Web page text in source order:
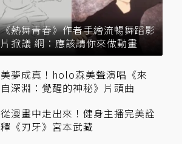
《熱舞青春》作者手繪流暢舞蹈影
片掀議 網：應該請你來做動畫
美夢成真！holo森美聲演唱《來
自深淵：覺醒的神秘》片頭曲
從漫畫中走出來！健身主播完美詮
釋《刃牙》宮本武藏